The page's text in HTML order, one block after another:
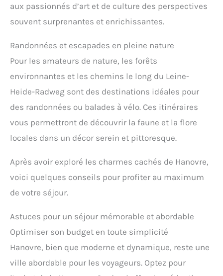
aux passionnés d’art et de culture des perspectives
souvent surprenantes et enrichissantes.
Randonnées et escapades en pleine nature
Pour les amateurs de nature, les forêts
environnantes et les chemins le long du Leine-
Heide-Radweg sont des destinations idéales pour
des randonnées ou balades à vélo. Ces itinéraires
vous permettront de découvrir la faune et la flore
locales dans un décor serein et pittoresque.
Après avoir exploré les charmes cachés de Hanovre,
voici quelques conseils pour profiter au maximum
de votre séjour.
Astuces pour un séjour mémorable et abordable
Optimiser son budget en toute simplicité
Hanovre, bien que moderne et dynamique, reste une
ville abordable pour les voyageurs. Optez pour